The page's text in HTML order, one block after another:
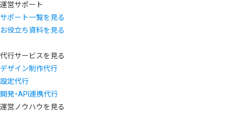
運営サポート
サポート一覧を見る
お役立ち資料を見る
代行サービスを見る
デザイン制作代行
設定代行
開発・API連携代行
運営ノウハウを見る